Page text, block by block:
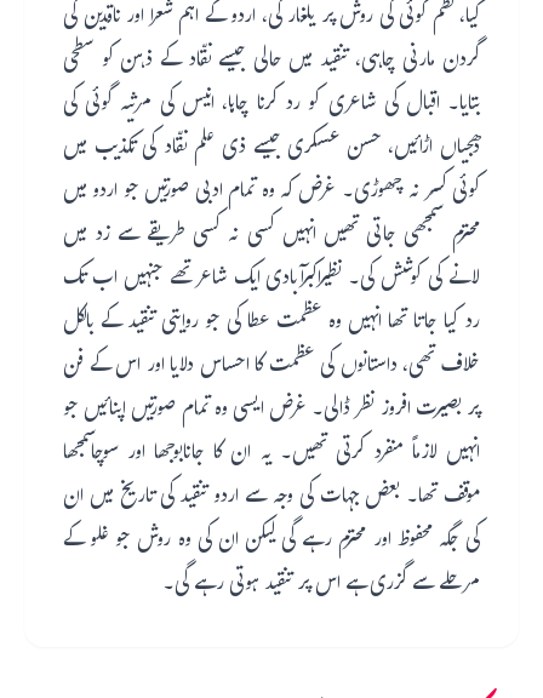
کیا، نظم گوئی کی روش پر یلغار کی، اردو کے اہم شعرا اور ناقدین کی
گردن مارنی چاہی، تنقید میں حالی جیسے نقّاد کے ذہن کو سطحی
بتایا۔ اقبال کی شاعری کو رد کرنا چاہا، انیس کی مرثیہ گوئی کی
دھجیاں اڑائیں، حسن عسکری جیسے ذی علم نقّاد کی تکذیب میں
کوئی کسر نہ چھوڑی۔ غرض کہ وہ تمام ادبی صورتیں جو اردو میں
محترم سمجھی جاتی تھیں انہیں کسی نہ کسی طریقے سے زد میں
لانے کی کوشش کی۔ نظیراکبرآبادی ایک شاعر تھے جنہیں اب تک
رد کیا جاتا تھا انہیں وہ عظمت عطا کی جو روایتی تنقید کے بالکل
خلاف تھی، داستانوں کی عظمت کا احساس دلایا اور اس کے فن
پر بصیرت افروز نظر ڈالی۔ غرض ایسی وہ تمام صورتیں اپنائیں جو
انہیں لازماً منفرد کرتی تھیں۔ یہ ان کا جانابوجھا اور سوچاسمجھا
موقف تھا۔ بعض جہات کی وجہ سے اردو تنقید کی تاریخ میں ان
کی جگہ محفوظ اور محترم رہے گی لیکن ان کی وہ روش جو غلو کے
مرحلے سے گزری ہے اس پر تنقید ہوتی رہے گی۔